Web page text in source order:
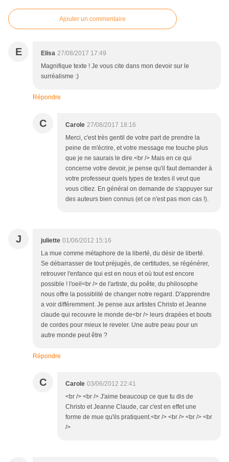
Ajouter un commentaire
E Elisa 27/08/2017 17:49
Magnifique texte ! Je vous cite dans mon devoir sur le
surréalisme :)
Répondre
C Carole 27/08/2017 18:16
Merci, c'est très gentil de votre part de prendre la
peine de m'écrire, et votre message me touche plus
que je ne saurais le dire.<br /> Mais en ce qui
concerne votre devoir, je pense qu'il faut demander à
votre professeur quels types de textes il veut que
vous citiez. En général on demande de s'appuyer sur
des auteurs bien connus (et ce n'est pas mon cas !).
J juliette 01/06/2012 15:16
La mue comme métaphore de la liberté, du désir de liberté.
Se débarrasser de tout préjugés, de certitudes, se régénérer,
retrouver l'enfance qui est en nous et où tout est encore
possible ! l'oeil<br /> de l'artiste, du poête, du philosophe
nous offre la possiblité de changer notre regard. D'apprendre
a voir différemment. Je pense aux artistes Christo et Jeanne
claude qui recouvre le monde de<br /> leurs drapées et bouts
de cordes pour mieux le reveler. Une autre peau pour un
autre monde peut être ?
Répondre
C Carole 03/06/2012 22:41
<br /> <br /> J'aime beaucoup ce que tu dis de
Christo et Jeanne Claude, car c'est en effet une
forme de mue qu'ils pratiquent.<br /> <br /> <br /> <br
/>